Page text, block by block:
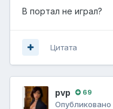
В портал не играл?
Цитата
pvp 69
Опубликовано